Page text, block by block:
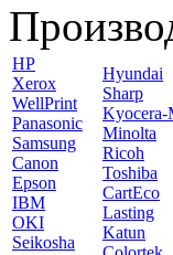
HP
Xerox
WellPrint
Panasonic
Samsung
Canon
Epson
IBM
OKI
Seikosha
Hyundai
Sharp
Kyocera-
Minolta
Ricoh
Toshiba
CartEco
Lasting
Katun